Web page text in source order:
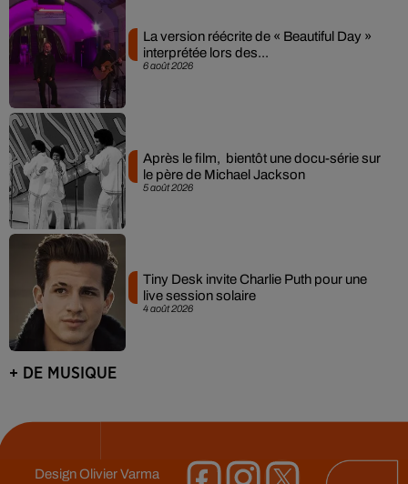
6 août 2026
La version réécrite de « Beautiful Day »
interprétée lors des...
5 août 2026
Après le film, bientôt une docu-série sur
le père de Michael Jackson
4 août 2026
Tiny Desk invite Charlie Puth pour une
live session solaire
+ DE MUSIQUE
DesignOlivier Varma